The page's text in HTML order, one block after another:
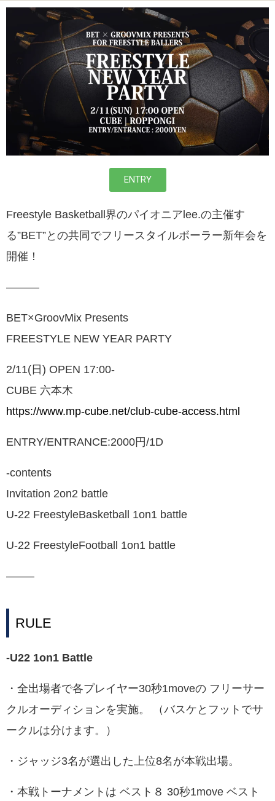
ENTRY
Freestyle Basketball界のパイオニアlee.の主催す
る”BET”との共同でフリースタイルボーラー新年会を
開催！
———
BET×GroovMix Presents
FREESTYLE NEW YEAR PARTY
2/11(日) OPEN 17:00-
CUBE 六本木
https://www.mp-cube.net/club-cube-access.html
ENTRY/ENTRANCE:2000円/1D
-contents
Invitation 2on2 battle
U-22 FreestyleBasketball 1on1 battle
U-22 FreestyleFootball 1on1 battle
——–
RULE
-U22 1on1 Battle
・全出場者で各プレイヤー30秒1moveの フリーサー
クルオーディションを実施。 （バスケとフットでサ
ークルは分けます。）
・ジャッジ3名が選出した上位8名が本戦出場。
・本戦トーナメントは ベスト８ 30秒1move ベスト